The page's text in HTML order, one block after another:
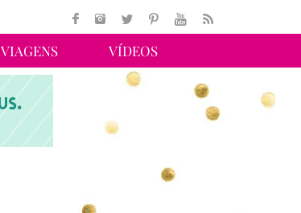
VIAGENS VÍDEOS